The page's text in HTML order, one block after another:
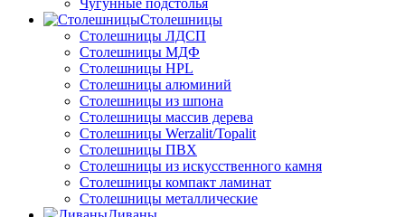
Чугунные подстолья
Столешницы
Столешницы ЛДСП
Столешницы МДФ
Столешницы HPL
Столешницы алюминий
Столешницы из шпона
Столешницы массив дерева
Столешницы Werzalit/Topalit
Столешницы ПВХ
Столешницы из искусственного камня
Столешницы компакт ламинат
Столешницы металлические